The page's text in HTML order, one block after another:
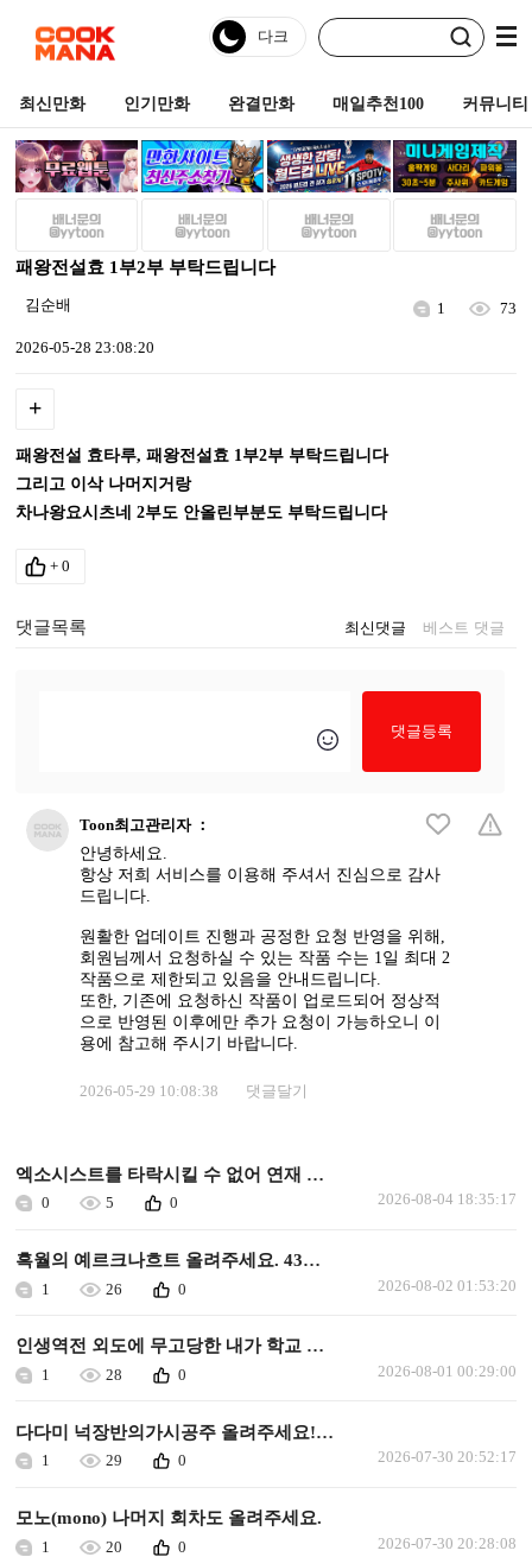
최신만화 인기만화 완결만화 매일추천100 커뮤니티
패왕전설효 1부2부 부탁드립니다
김순배 1 73
2026-05-28 23:08:20
+
패왕전설 효타루, 패왕전설효 1부2부 부탁드립니다
그리고 이삭 나머지거랑
차나왕요시츠네 2부도 안올린부분도 부탁드립니다
+ 0
댓글목록 최신댓글 베스트 댓글
댓글등록
Toon최고관리자 ：
안녕하세요.
항상 저희 서비스를 이용해 주셔서 진심으로 감사
드립니다.
원활한 업데이트 진행과 공정한 요청 반영을 위해,
회원님께서 요청하실 수 있는 작품 수는 1일 최대 2
작품으로 제한되고 있음을 안내드립니다.
또한, 기존에 요청하신 작품이 업로드되어 정상적
으로 반영된 이후에만 추가 요청이 가능하오니 이
용에 참고해 주시기 바랍니다.
2026-05-29 10:08:38 댓글달기
엑소시스트를 타락시킬 수 없어 연재 가능할까요
0 5 0 2026-08-04 18:35:17
흑월의 예르크나흐트 올려주세요. 43화 이후로 안올라왔습니다.
1 26 0 2026-08-02 01:53:20
인생역전 외도에 무고당한 내가 학교 최고의 미소녀에게 사랑받는다 올려주세요
1 28 0 2026-08-01 00:29:00
다다미 넉장반의가시공주 올려주세요!ㅜㅜㅜ
1 29 0 2026-07-30 20:52:17
모노(mono) 나머지 회차도 올려주세요.
1 20 0 2026-07-30 20:28:08